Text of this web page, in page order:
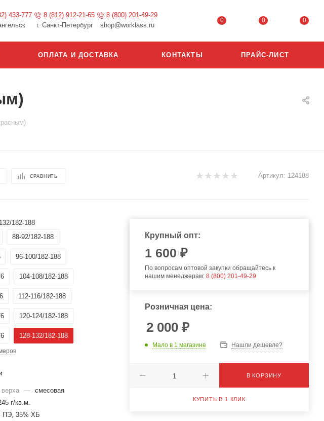
433-777
8 (812) 912-21-65
г. Санкт-Петербург
8 (800) 201-49-29
shop@worklass.ru
0 0 0
ОПЛАТА И ДОСТАВКА КОНТАКТЫ ПРАЙС-ЛИСТ
СРАВНИТЬ Артикул: 124188
182-188
88-92/182-188
96-100/182-188
104-108/182-188
112-116/182-188
120-124/182-188
128-132/182-188
—
смесовая
г/кв.м.
ПЭ, 35% ХБ
Крупный опт:
1 600 ₽
По вопросам оптовой закупки обращайтесь к
нашим менеджерам: 8 (800) 201-49-29
Розничная цена:
2 000₽
Мало в 1 магазине Нашли дешевле?
В КОРЗИНУ
КУПИТЬ В 1 КЛИК